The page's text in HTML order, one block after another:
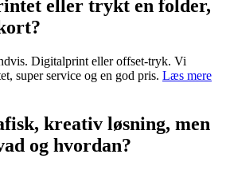
eller trykt en folder,
Digitalprint eller offset-tryk. Vi
super service og en god pris. Læs mere
kreativ løsning, men
og hvordan?